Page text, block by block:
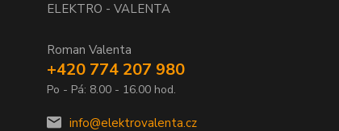
ELEKTRO - VALENTA
Roman Valenta
+420 774 207 980
Po - Pá: 8.00 - 16.00 hod.
info@elektrovalenta.cz